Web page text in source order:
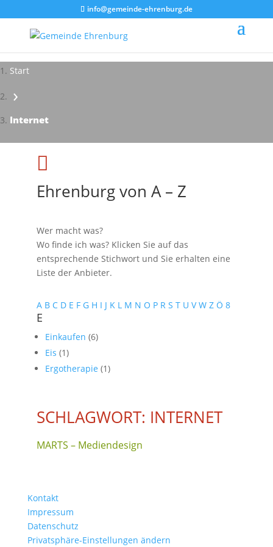
info@gemeinde-ehrenburg.de
Start
›
Internet
Impressionen - Mareike Kranz

Ehrenburg von A – Z
Wer macht was?
Wo finde ich was? Klicken Sie auf das
entsprechende Stichwort und Sie erhalten eine
Liste der Anbieter.
A B C D E F G H I J K L M N O P R S T U V W Z Ö 8
E
Einkaufen (6)
Eis (1)
Ergotherapie (1)
SCHLAGWORT: INTERNET
MARTS – Mediendesign
Kontakt
Impressum
Datenschutz
Privatsphäre-Einstellungen ändern